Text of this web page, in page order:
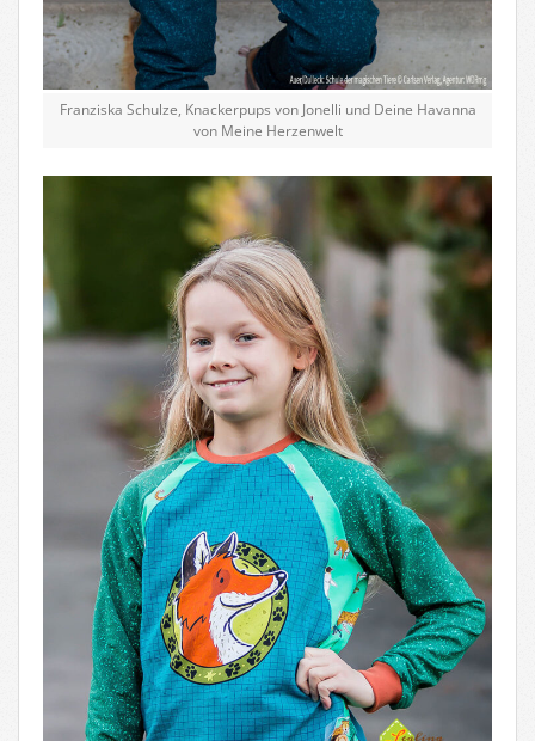
Franziska Schulze, Knackerpups von Jonelli und Deine Havanna
von Meine Herzenwelt